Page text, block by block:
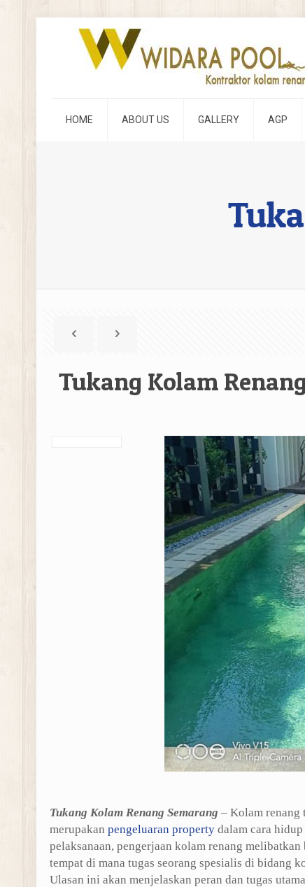
HOME ABOUT US GALLERY AGP
Tukang Kolam
Tukang Kolam Renang Semarang – Kolam renang
merupakan pengeluaran propertydalam cara
pelaksanaan, pengerjaan kolam renang
tempat di mana tugas seorang spesialis di bidang
Ulasan ini akan menjelaskan peran dan tugas